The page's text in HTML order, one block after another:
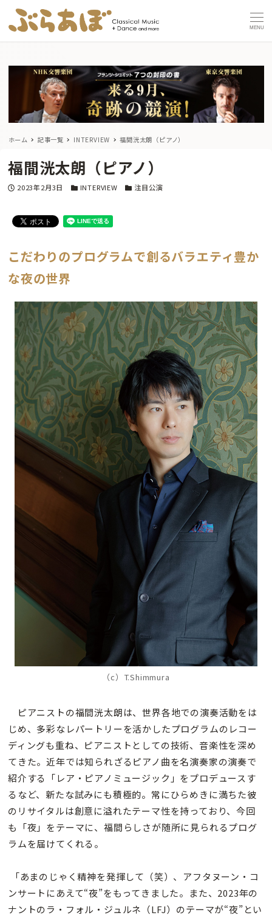
MENU
ホーム 記事一覧 INTERVIEW 福間洸太朗（ピアノ）
福間洸太朗（ピアノ）
投稿日
2023年2月3日 カテゴリー
INTERVIEW カテゴリー
注目公演
こだわりのプログラムで創るバラエティ豊か
な夜の世界
（c）T.Shimmura
ピアニストの福間洸太朗は、世界各地での演奏活動をは
じめ、多彩なレパートリーを活かしたプログラムのレコー
ディングも重ね、ピアニストとしての技術、音楽性を深め
てきた。近年では知られざるピアノ曲を名演奏家の演奏で
紹介する「レア・ピアノミュージック」をプロデュースす
るなど、新たな試みにも積極的。常にひらめきに満ちた彼
のリサイタルは創意に溢れたテーマ性を持っており、今回
も「夜」をテーマに、福間らしさが随所に見られるプログ
ラムを届けてくれる。
「あまのじゃく精神を発揮して（笑）、アフタヌーン・コ
ンサートにあえて“夜”をもってきました。また、2023年の
ナントのラ・フォル・ジュルネ（LFJ）のテーマが“夜”とい